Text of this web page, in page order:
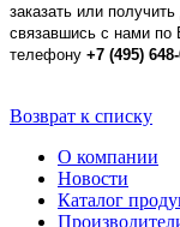
заказать или
связавшись с нами по
телефону +7 (495)
Возврат к списку
О компании
Новости
Каталог